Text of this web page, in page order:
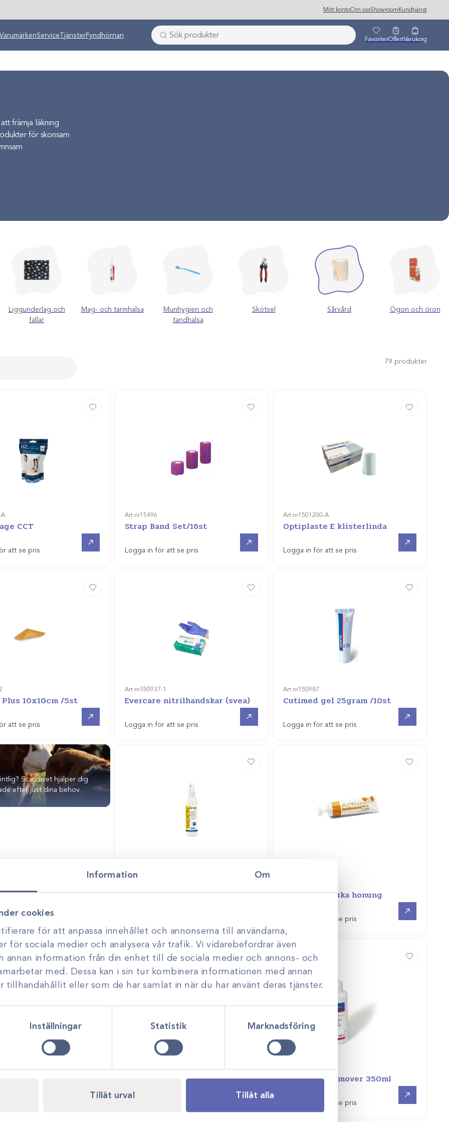
Information Om
cookies
för att anpassa innehållet och annonserna till användarna,
för sociala medier och analysera vår trafik. Vi vidarebefordrar även
annan information från din enhet till de sociala medier och annons- och
med. Dessa kan i sin tur kombinera informationen med annan
tillhandahållit eller som de har samlat in när du har använt deras tjänster.
Inställningar Statistik Marknadsföring
Tillåt urval Tillåt alla
Mitt kontoOm ossShowroom Kundtjänst
VarumärkenServiceTjänsterFyndhörnan FavoriterOffertVarukorg
främja läkning
för skonsam
Liggunderlag och
fällar
Mag- och tarmhälsa
Munhygien och
tandhälsa
Skötsel Sårvård Ögon och öron
79 produkter
CCT
att se pris
Art.nr15496
Strap Band Set/16st
Logga in för att se pris
Art.nr1501200-A
Optiplaste E klisterlinda
Logga in för att se pris
10x10cm /5st
att se pris
Art.nr350937-1
Evercare nitrilhandskar (svea)
Logga in för att se pris
Art.nr150987
Cutimed gel 25gram /10st
Logga in för att se pris
Scandivet hjälper dig
efter just dina behov.
Klorhexidinspray 4% /200ml Activon manuka honung
Logga in för att se pris
Leukotape remover 350ml
Logga in för att se pris